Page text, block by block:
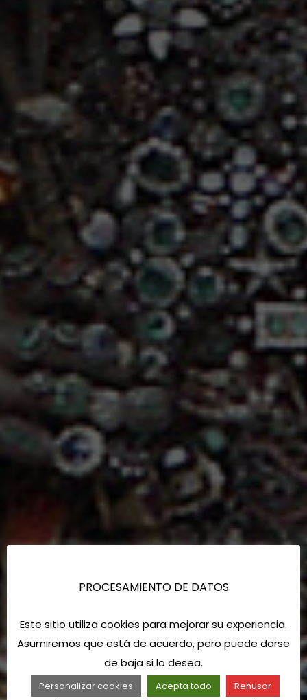
PROCESAMIENTO DE DATOS
Este sitio utiliza cookies para mejorar su experiencia.
Asumiremos que está de acuerdo, pero puede darse
de baja si lo desea.
Personalizar cookies Acepta todo
Rehusar